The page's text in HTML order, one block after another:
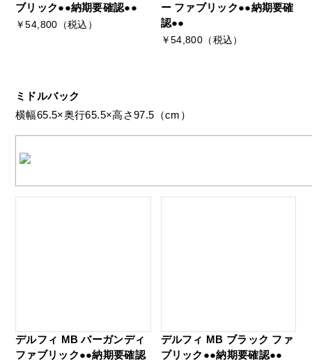
ブリック●●納期要確認●●
￥54,800（税込）
ー ファブリック●●納期要確
認●●
￥54,800（税込）
ミドルバック
横幅65.5×奥行65.5×高さ97.5（cm）
デルフィ MB バーガンディ
ファブリック●●納期要確認
デルフィ MB ブラック ファ
ブリック●●納期要確認●●